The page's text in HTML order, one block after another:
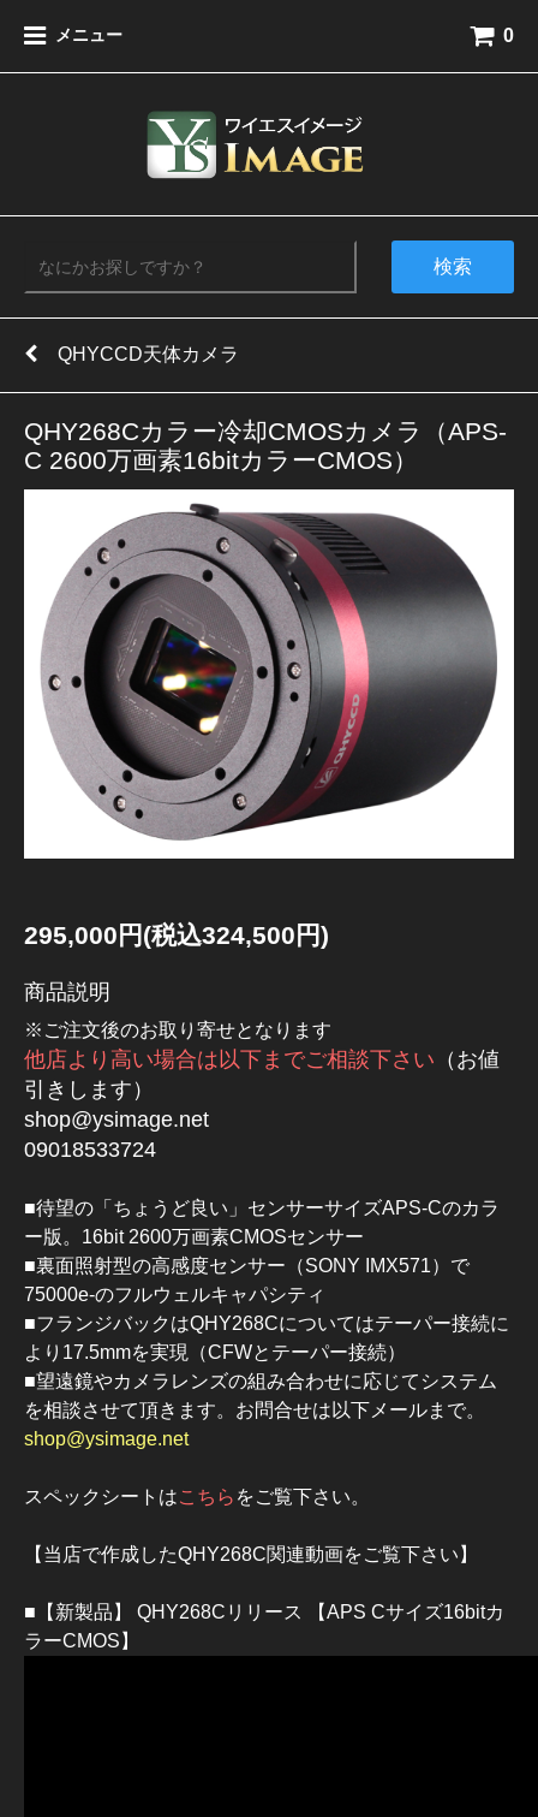
メニュー 0
検索
QHYCCD天体カメラ
QHY268Cカラー冷却CMOSカメラ（APS-
C 2600万画素16bitカラーCMOS）
295,000円(税込324,500円)
商品説明
※ご注文後のお取り寄せとなります
他店より高い場合は以下までご相談下さい （お値
引きします）
shop@ysimage.net
09018533724
■待望の「ちょうど良い」センサーサイズAPS-Cのカラ
ー版。16bit 2600万画素CMOSセンサー
■裏面照射型の高感度センサー（SONY IMX571）で
75000e-のフルウェルキャパシティ
■フランジバックはQHY268Cについてはテーパー接続に
より17.5mmを実現（CFWとテーパー接続）
■望遠鏡やカメラレンズの組み合わせに応じてシステム
を相談させて頂きます。お問合せは以下メールまで。
shop@ysimage.net
スペックシートはこちら をご覧下さい。
【当店で作成したQHY268C関連動画をご覧下さい】
■【新製品】 QHY268Cリリース 【APS Cサイズ16bitカ
ラーCMOS】